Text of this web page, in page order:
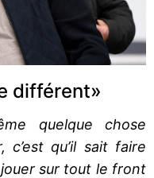
différent»
quelque chose
c’est qu’il sait faire
sur tout le front